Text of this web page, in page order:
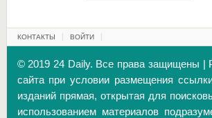
КОНТАКТЫ ВОЙТИ
© 2019 24 Daily. Все права защищены |
сайта при условии размещения
изданий прямая, открытая для
использованием материалов